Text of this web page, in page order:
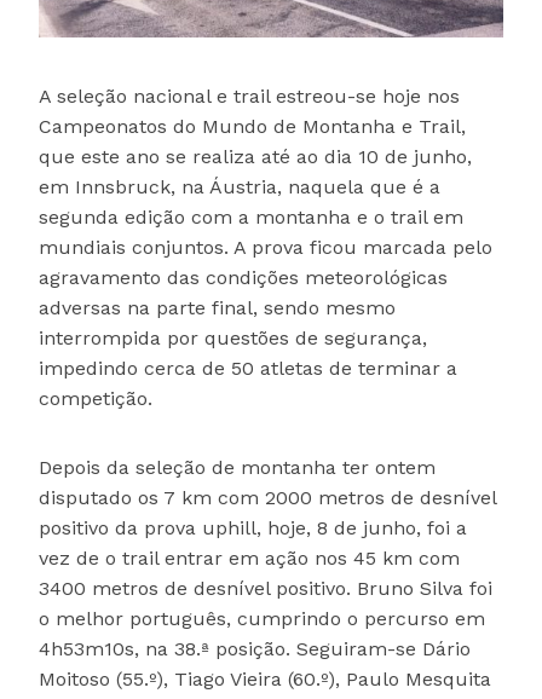
A seleção nacional e trail estreou-se hoje nos
Campeonatos do Mundo de Montanha e Trail,
que este ano se realiza até ao dia 10 de junho,
em Innsbruck, na Áustria, naquela que é a
segunda edição com a montanha e o trail em
mundiais conjuntos. A prova ficou marcada pelo
agravamento das condições meteorológicas
adversas na parte final, sendo mesmo
interrompida por questões de segurança,
impedindo cerca de 50 atletas de terminar a
competição.
Depois da seleção de montanha ter ontem
disputado os 7 km com 2000 metros de desnível
positivo da prova uphill, hoje, 8 de junho, foi a
vez de o trail entrar em ação nos 45 km com
3400 metros de desnível positivo. Bruno Silva foi
o melhor português, cumprindo o percurso em
4h53m10s, na 38.ª posição. Seguiram-se Dário
Moitoso (55.º), Tiago Vieira (60.º), Paulo Mesquita